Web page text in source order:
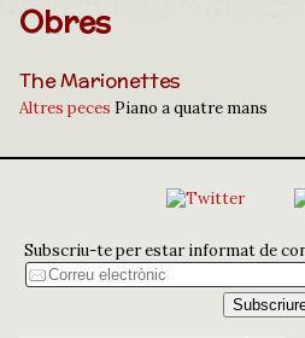
Obres
The Marionettes
Altres peces Piano a quatre mans
Subscriu-te per estar informat de